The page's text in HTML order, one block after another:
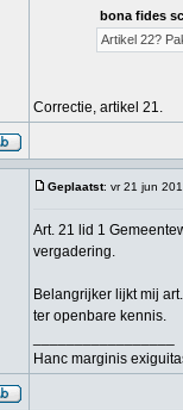
bona fides
Artikel 22?
Correctie, artikel 21.
Geplaatst: vr 21 jun
Art. 21 lid 1
vergadering.
Belangrijker lijkt mij
ter openbare kennis.
Hanc marginis